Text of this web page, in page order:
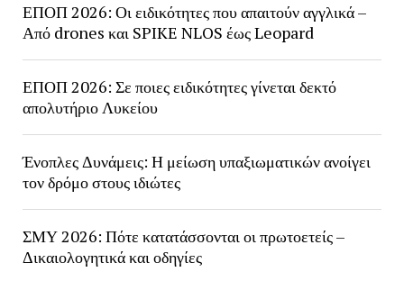
ΕΠΟΠ 2026: Οι ειδικότητες που απαιτούν αγγλικά –
Από drones και SPIKE NLOS έως Leopard
ΕΠΟΠ 2026: Σε ποιες ειδικότητες γίνεται δεκτό
απολυτήριο Λυκείου
Ένοπλες Δυνάμεις: Η μείωση υπαξιωματικών ανοίγει
τον δρόμο στους ιδιώτες
ΣΜΥ 2026: Πότε κατατάσσονται οι πρωτοετείς –
Δικαιολογητικά και οδηγίες